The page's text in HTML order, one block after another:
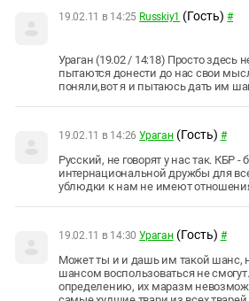
19.02.11 в 14:25 Russkiy1 (Гость) #
Ураган (19.02 / 14:18) Просто здесь
пытаются донести до нас свои
поняли,вот я и пытаюсь дать им
19.02.11 в 14:26 Ураган (Гость) #
Русский, не говорят у нас так. КБР
интернациональной дружбы для
ублюдки к нам не имеют
19.02.11 в 14:30 Ураган (Гость) #
Может ты и и дашь им такой шанс,
шансом воспользоваться не
определению, их маразм